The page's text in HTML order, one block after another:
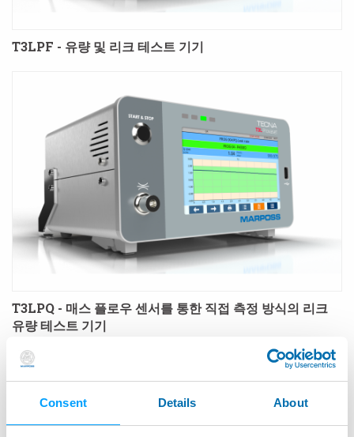
Consent Details About
T3LPF - 유량 및 리크 테스트 기기
T3LPQ - 매스 플로우 센서를 통한 직접 측정 방식의 리크
유량 테스트 기기